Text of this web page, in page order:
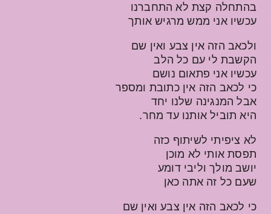
בהתחלה קצת לא התחברנו
עכשיו אני ממש מרגיש אותך
ולכאב הזה אין צבע ואין שם
הקשבת לי עם כל הלב
עכשיו אני פתאום נושם
כי לכאב הזה אין כתובת ומספר
אבל המנגינה שלנו יחד
היא תוביל אותנו עד מחר.
לא ציפיתי לשיתוף כזה
תפסת אותי לא מוכן
יושב מולך וליבי דומע
שעם כל זה אתה כאן
כי לכאב הזה אין צבע ואין שם